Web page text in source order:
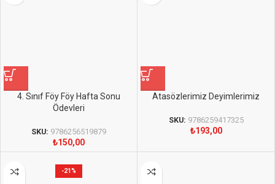
4. Sınıf Föy Föy Hafta Sonu
Ödevleri
SKU: 9786256519879
₺150,00
Atasözlerimiz Deyimlerimiz
SKU: 9786259417325
₺193,00
-21%